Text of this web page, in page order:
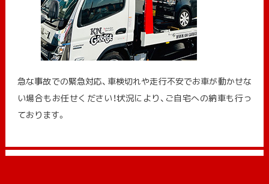
急な事故での緊急対応、車検切れや走行不安でお車が動かせな
い場合もお任せください！状況により、ご自宅への納⾞も⾏っ
ております。